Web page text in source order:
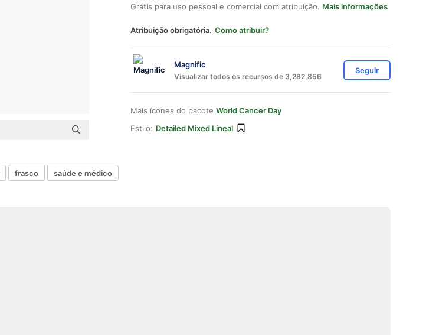
Grátis para uso pessoal e comercial com atribuição. Mais informações
Atribuição obrigatória. Como atribuir?
Magnific
Visualizar todos os recursos de 3,282,856
Seguir
Mais ícones do pacote World Cancer Day
Estilo: Detailed Mixed Lineal
frasco saúde e médico